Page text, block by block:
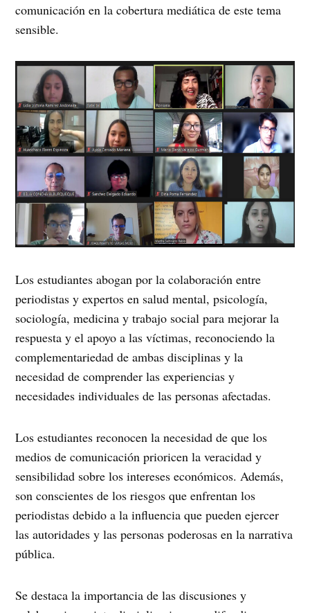
comunicación en la cobertura mediática de este tema
sensible.
Los estudiantes abogan por la colaboración entre
periodistas y expertos en salud mental, psicología,
sociología, medicina y trabajo social para mejorar la
respuesta y el apoyo a las víctimas, reconociendo la
complementariedad de ambas disciplinas y la
necesidad de comprender las experiencias y
necesidades individuales de las personas afectadas.
Los estudiantes reconocen la necesidad de que los
medios de comunicación prioricen la veracidad y
sensibilidad sobre los intereses económicos. Además,
son conscientes de los riesgos que enfrentan los
periodistas debido a la influencia que pueden ejercer
las autoridades y las personas poderosas en la narrativa
pública.
Se destaca la importancia de las discusiones y